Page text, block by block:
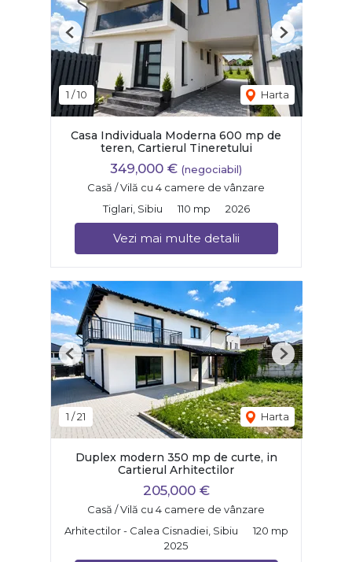
1 /10 Harta
Previous Next
Casa Individuala Moderna 600 mp de
teren, Cartierul Tineretului
349,000 € (negociabil)
Casă / Vilă cu 4 camere de vânzare
Tiglari, Sibiu
110 mp 2026
Vezi mai multe detalii
1 /21 Harta
Previous Next
Duplex modern 350 mp de curte, in
Cartierul Arhitectilor
205,000 €
Casă / Vilă cu 4 camere de vânzare
Arhitectilor - Calea Cisnadiei, Sibiu
120 mp
2025